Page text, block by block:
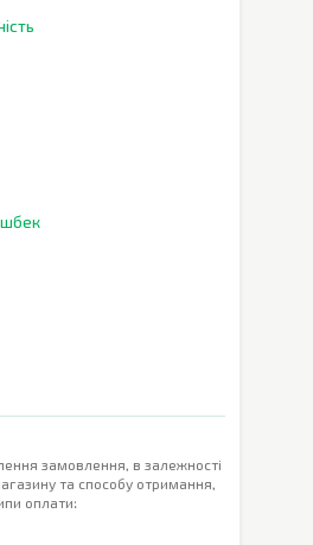
замовлення, в залежності
та способу отримання,
оплати: